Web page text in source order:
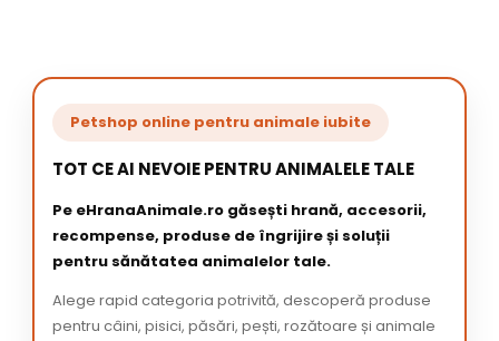
Petshop online pentru animale iubite
TOT CE AI NEVOIE PENTRU ANIMALELE TALE
Pe eHranaAnimale.ro găsești hrană, accesorii,
recompense, produse de îngrijire și soluții
pentru sănătatea animalelor tale.
Alege rapid categoria potrivită, descoperă produse
pentru câini, pisici, păsări, pești, rozătoare și animale